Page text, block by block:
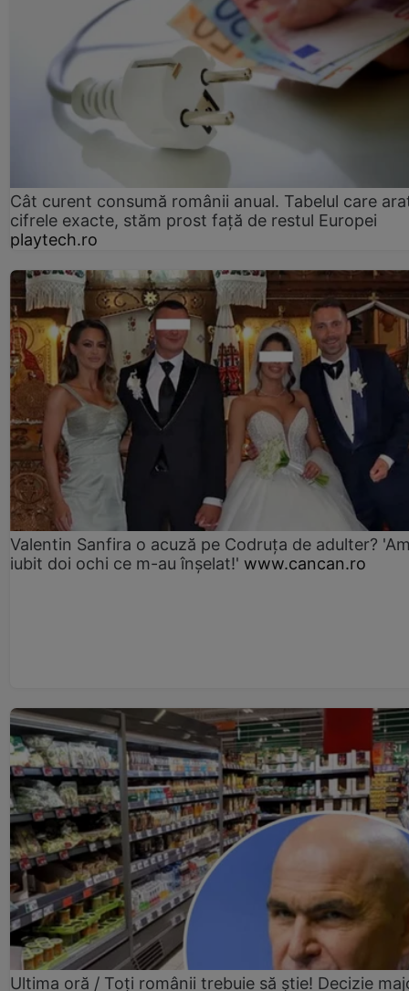
Cât curent consumă românii anual. Tabelul care
cifrele exacte, stăm prost faţă de restul Europei
playtech.ro
Valentin Sanfira o acuză pe Codruța de adulter?
iubit doi ochi ce m-au înșelat!' www.cancan.ro
Ultima oră / Toți românii trebuie să știe! Decizie